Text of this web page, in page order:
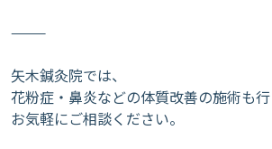
⸻
矢木鍼灸院では、
花粉症・鼻炎などの体質改善の施術も行
お気軽にご相談ください。